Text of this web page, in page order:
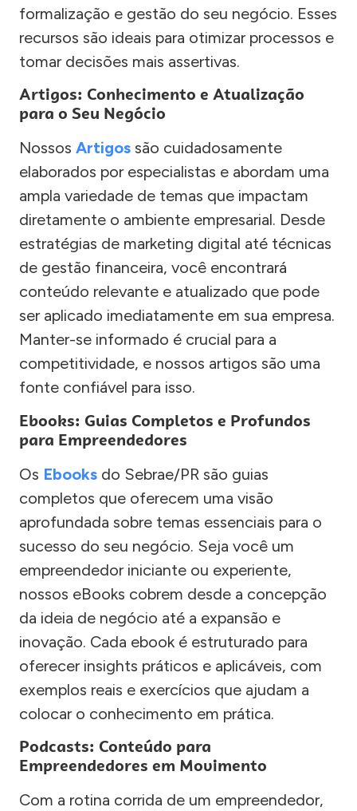
formalização e gestão do seu negócio. Esses
recursos são ideais para otimizar processos e
tomar decisões mais assertivas.
Artigos: Conhecimento e Atualização
para o Seu Negócio
Nossos Artigos são cuidadosamente
elaborados por especialistas e abordam uma
ampla variedade de temas que impactam
diretamente o ambiente empresarial. Desde
estratégias de marketing digital até técnicas
de gestão financeira, você encontrará
conteúdo relevante e atualizado que pode
ser aplicado imediatamente em sua empresa.
Manter-se informado é crucial para a
competitividade, e nossos artigos são uma
fonte confiável para isso.
Ebooks: Guias Completos e Profundos
para Empreendedores
Os Ebooks do Sebrae/PR são guias
completos que oferecem uma visão
aprofundada sobre temas essenciais para o
sucesso do seu negócio. Seja você um
empreendedor iniciante ou experiente,
nossos eBooks cobrem desde a concepção
da ideia de negócio até a expansão e
inovação. Cada ebook é estruturado para
oferecer insights práticos e aplicáveis, com
exemplos reais e exercícios que ajudam a
colocar o conhecimento em prática.
Podcasts: Conteúdo para
Empreendedores em Movimento
Com a rotina corrida de um empreendedor,